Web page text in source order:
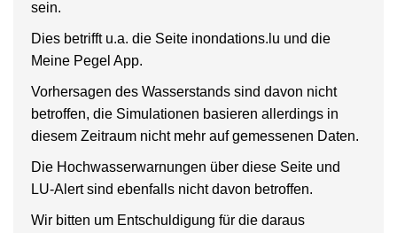
sein.
Dies betrifft u.a. die Seite inondations.lu und die
Meine Pegel App.
Vorhersagen des Wasserstands sind davon nicht
betroffen, die Simulationen basieren allerdings in
diesem Zeitraum nicht mehr auf gemessenen Daten.
Die Hochwasserwarnungen über diese Seite und
LU-Alert sind ebenfalls nicht davon betroffen.
Wir bitten um Entschuldigung für die daraus